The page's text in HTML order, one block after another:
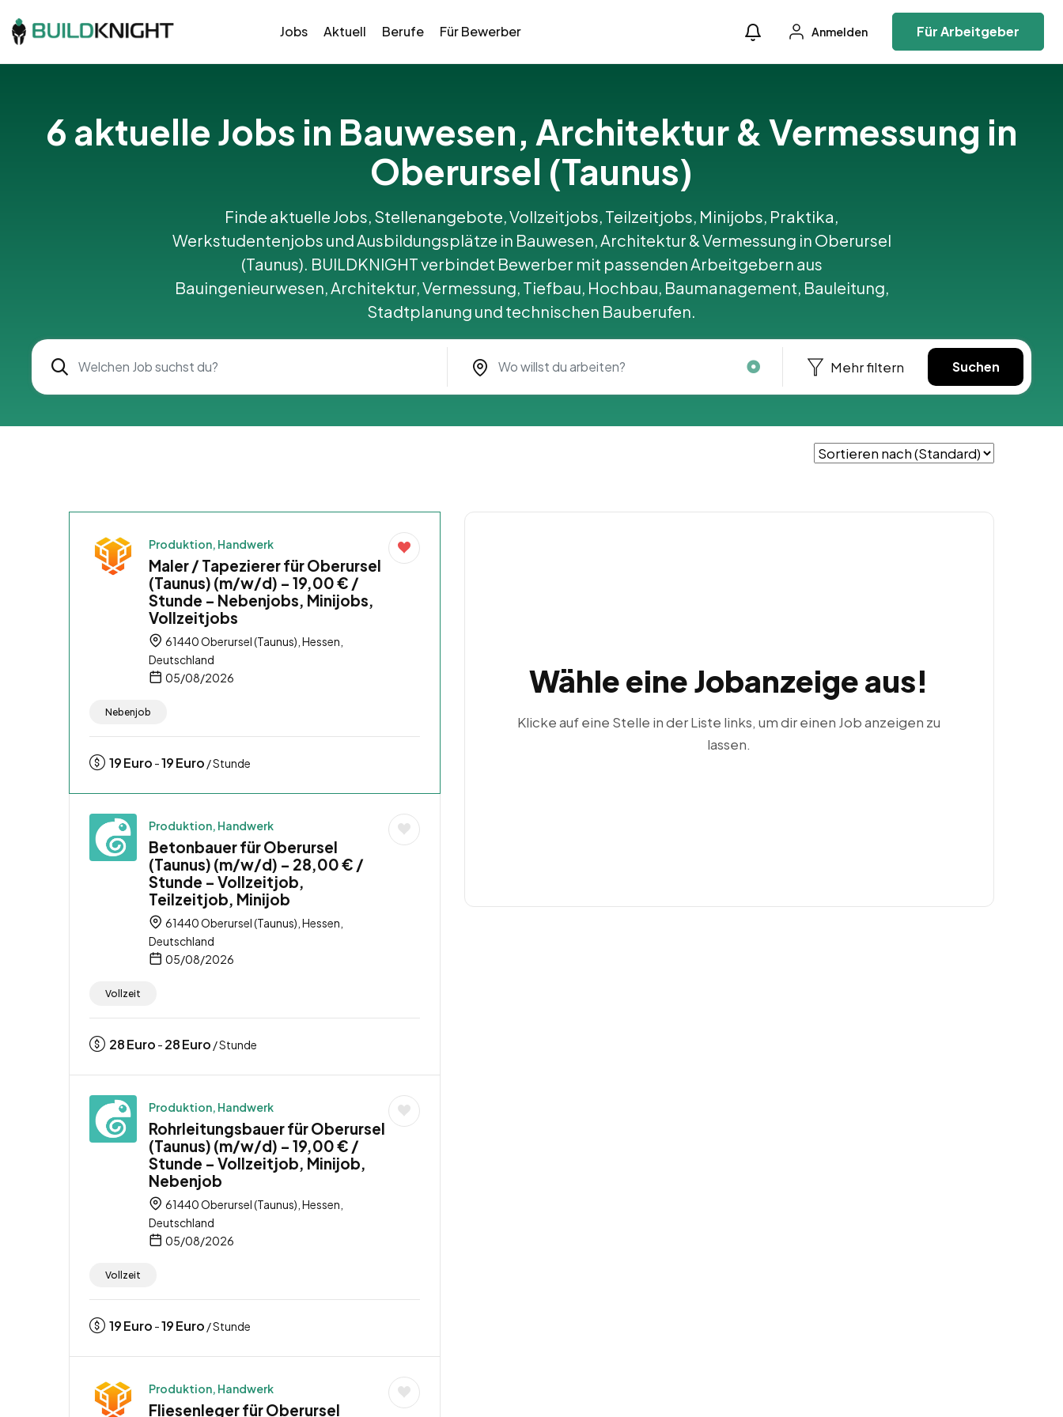
Jobs Aktuell Berufe Für Bewerber Anmelden Für Arbeitgeber
6 aktuelle Jobs in Bauwesen, Architektur & Vermessung in
Oberursel (Taunus)
Finde aktuelle Jobs, Stellenangebote, Vollzeitjobs, Teilzeitjobs, Minijobs, Praktika,
Werkstudentenjobs und Ausbildungsplätze in Bauwesen, Architektur & Vermessung in Oberursel
(Taunus). BUILDKNIGHT verbindet Bewerber mit passenden Arbeitgebern aus
Bauingenieurwesen, Architektur, Vermessung, Tiefbau, Hochbau, Baumanagement, Bauleitung,
Stadtplanung und technischen Bauberufen.
Mehr filtern Suchen
Produktion, Handwerk
Maler / Tapezierer für Oberursel
(Taunus) (m/w/d) – 19,00 € /
Stunde – Nebenjobs, Minijobs,
Vollzeitjobs
61440 Oberursel (Taunus), Hessen,
Deutschland
05/08/2026
Nebenjob
19Euro -19Euro / Stunde
Produktion, Handwerk
Betonbauer für Oberursel
(Taunus) (m/w/d) – 28,00 € /
Stunde – Vollzeitjob,
Teilzeitjob, Minijob
61440 Oberursel (Taunus), Hessen,
Deutschland
05/08/2026
Vollzeit
28Euro - 28Euro / Stunde
Produktion, Handwerk
Rohrleitungsbauer für Oberursel
(Taunus) (m/w/d) – 19,00 € /
Stunde – Vollzeitjob, Minijob,
Nebenjob
61440 Oberursel (Taunus), Hessen,
Deutschland
05/08/2026
Vollzeit
19Euro -19Euro / Stunde
Produktion, Handwerk
Fliesenleger für Oberursel
Wähle eine Jobanzeige aus!
Klicke auf eine Stelle in der Liste links, um dir einen Job anzeigen zu
lassen.